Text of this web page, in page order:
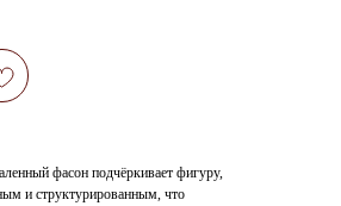
фасон подчёркивает фигуру,
и структурированным, что